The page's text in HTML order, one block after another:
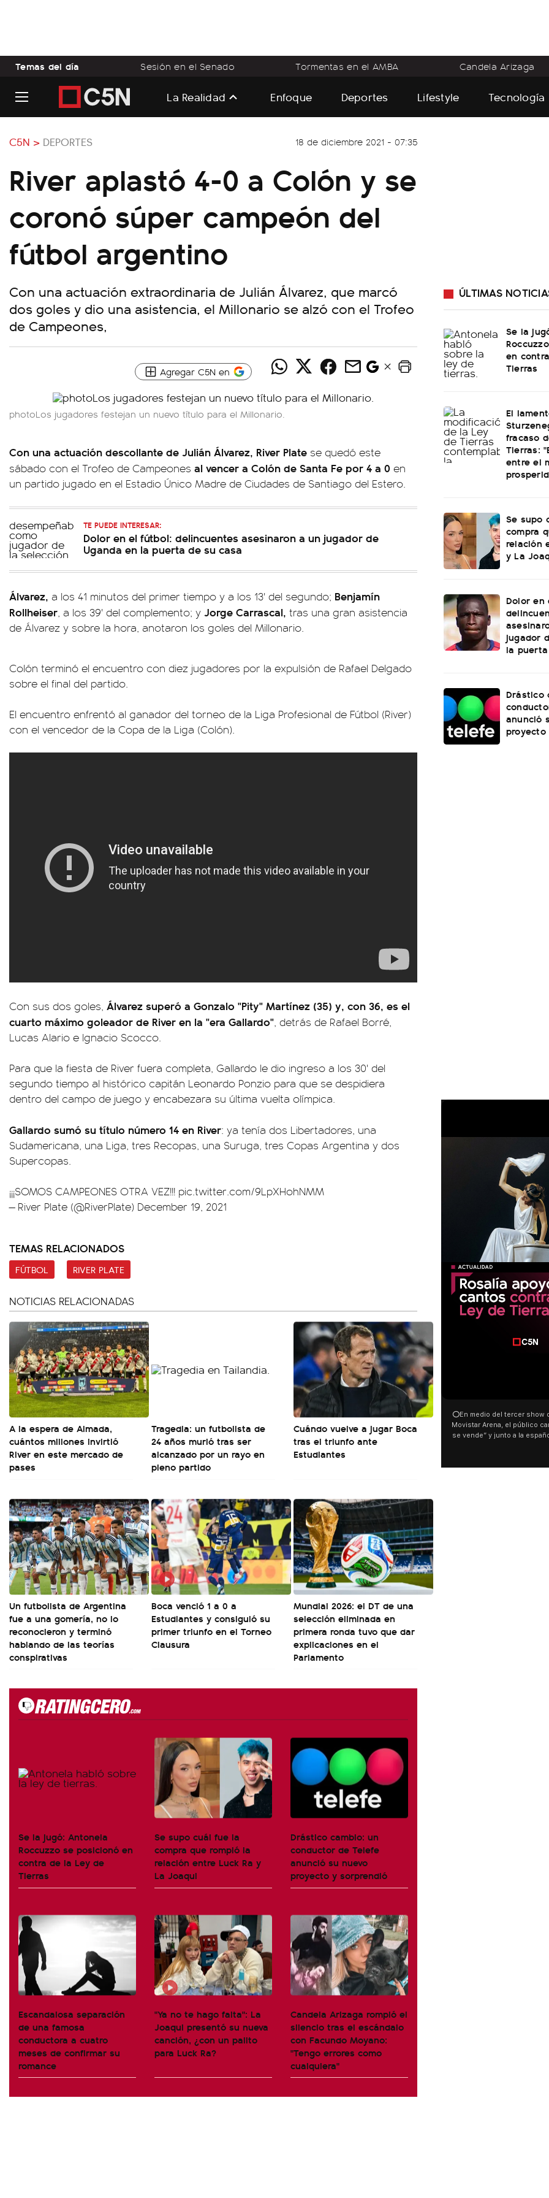
Temas del día Sesión en el Senado Tormentas en el AMBA Candela Arizaga
La Realidad Enfoque Deportes Lifestyle Tecnología
C5N > DEPORTES 18 de diciembre 2021 - 07:35
River aplastó 4-0 a Colón y se
coronó súper campeón del
fútbol argentino
Con una actuación extraordinaria de Julián Álvarez, que marcó
dos goles y dio una asistencia, el Millonario se alzó con el Trofeo
de Campeones,
Agregar C5N en
photoLos jugadores festejan un nuevo título para el Millonario.
Con una actuación descollante de Julián Álvarez, River Plate se quedó este
sábado con el Trofeo de Campeones al vencer a Colón de Santa Fe por 4 a 0 en
un partido jugado en el Estadio Único Madre de Ciudades de Santiago del Estero.
TE PUEDE INTERESAR:
Dolor en el fútbol: delincuentes asesinaron a un jugador de
Uganda en la puerta de su casa
Álvarez, a los 41 minutos del primer tiempo y a los 13' del segundo; Benjamín
Rollheiser, a los 39' del complemento; y Jorge Carrascal, tras una gran asistencia
de Álvarez y sobre la hora, anotaron los goles del Millonario.
Colón terminó el encuentro con diez jugadores por la expulsión de Rafael Delgado
sobre el final del partido.
El encuentro enfrentó al ganador del torneo de la Liga Profesional de Fútbol (River)
con el vencedor de la Copa de la Liga (Colón).
Con sus dos goles, Álvarez superó a Gonzalo "Pity" Martínez (35) y, con 36, es el
cuarto máximo goleador de River en la "era Gallardo" , detrás de Rafael Borré,
Lucas Alario e Ignacio Scocco.
Para que la fiesta de River fuera completa, Gallardo le dio ingreso a los 30' del
segundo tiempo al histórico capitán Leonardo Ponzio para que se despidiera
dentro del campo de juego y encabezara su última vuelta olímpica.
Gallardo sumó su título número 14 en River: ya tenía dos Libertadores, una
Sudamericana, una Liga, tres Recopas, una Suruga, tres Copas Argentina y dos
Supercopas.
¡¡¡SOMOS CAMPEONES OTRA VEZ!!! pic.twitter.com/9LpXHohNMM
— River Plate (@RiverPlate) December 19, 2021
TEMAS RELACIONADOS
FÚTBOL RIVER PLATE
NOTICIAS RELACIONADAS
A la espera de Almada,
cuántos millones invirtió
River en este mercado de
pases
Tragedia: un futbolista de
24 años murió tras ser
alcanzado por un rayo en
pleno partido
Cuándo vuelve a jugar Boca
tras el triunfo ante
Estudiantes
Un futbolista de Argentina
fue a una gomería, no lo
reconocieron y terminó
hablando de las teorías
conspirativas
Boca venció 1 a 0 a
Estudiantes y consiguió su
primer triunfo en el Torneo
Clausura
Mundial 2026: el DT de una
selección eliminada en
primera ronda tuvo que dar
explicaciones en el
Parlamento
Se la jugó: Antonela
Roccuzzo se posicionó en
contra de la Ley de
Tierras
Se supo cuál fue la
compra que rompió la
relación entre Luck Ra y
La Joaqui
Drástico cambio: un
conductor de Telefe
anunció su nuevo
proyecto y sorprendió
Escandalosa separación
de una famosa
conductora a cuatro
meses de confirmar su
romance
"Ya no te hago falta": La
Joaqui presentó su nueva
canción, ¿con un palito
para Luck Ra?
Candela Arizaga rompió el
silencio tras el escándalo
con Facundo Moyano:
"Tengo errores como
cualquiera"
ÚLTIMAS
Se la
en
Tierras
El
fracaso
Tierras:
entre el
Se supo
compra
relación
y La
Dolor en
jugador
la
Drástico
anunció
⭕En medio del tercer show de
Movistar Arena, el público
se vende” y junto a la